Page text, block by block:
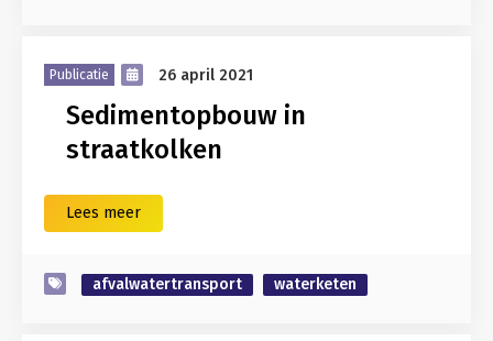
Publicatie 26 april 2021
Sedimentopbouw in
straatkolken
Lees meer
afvalwatertransport waterketen